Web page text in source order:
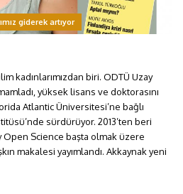
giderek artıyor
kadınlarımızdan biri. ODTÜ Uzay
yüksek lisans ve doktorasını
Atlantic Üniversitesi’ne bağlı
sürdürüyor. 2013’ten beri
Open Science başta olmak üzere
makalesi yayımlandı. Akkaynak yeni